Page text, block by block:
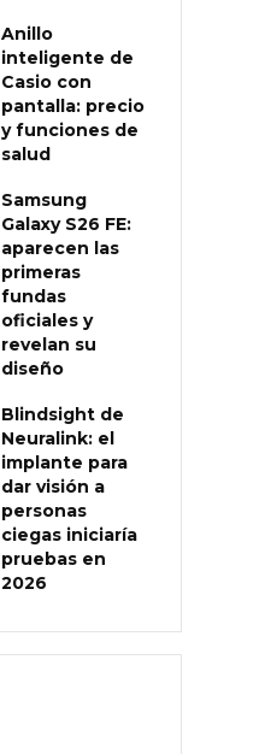
Anillo
inteligente de
Casio con
pantalla: precio
y funciones de
salud
Samsung
Galaxy S26 FE:
aparecen las
primeras
fundas
oficiales y
revelan su
diseño
Blindsight de
Neuralink: el
implante para
dar visión a
personas
ciegas iniciaría
pruebas en
2026